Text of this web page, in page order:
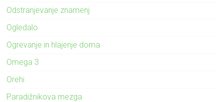
Odstranjevanje znamenj
Ogledalo
Ogrevanje in hlajenje doma
Omega 3
Orehi
Paradižnikova mezga